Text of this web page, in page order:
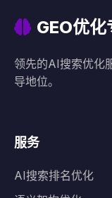
GEO优化
领先的AI搜索优化
导地位。
服务
AI搜索排名优化